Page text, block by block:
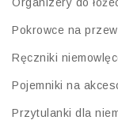
Pokrowce na
Ręczniki
Pojemniki na
Przytulanki dla